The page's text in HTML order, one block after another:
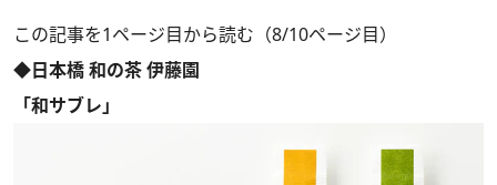
この記事を1ページ目から読む（8/10ページ目）
◆日本橋 和の茶 伊藤園
「和サブレ」